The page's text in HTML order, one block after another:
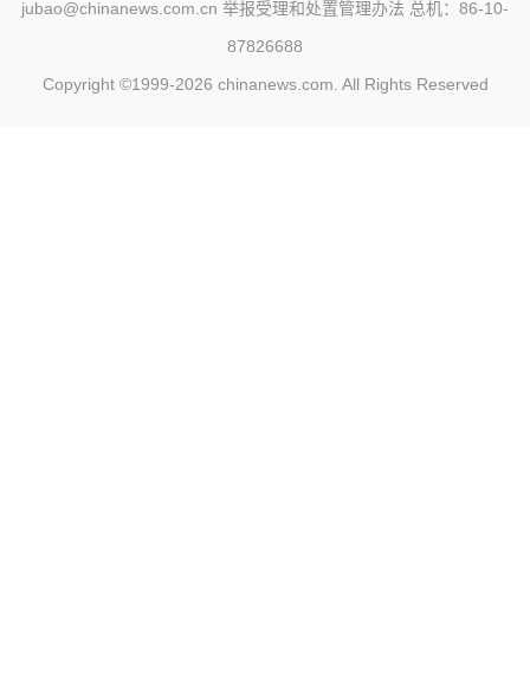
jubao@chinanews.com.cn 举报受理和处置管理办法 总机：86-10-
87826688
Copyright ©1999-2026 chinanews.com. All Rights Reserved